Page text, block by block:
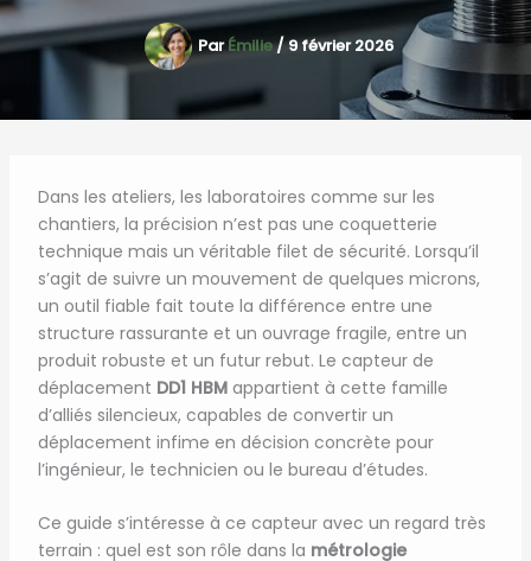
ParÉmilie/9 février 2026
Dans les ateliers, les laboratoires comme sur les
chantiers, la précision n’est pas une coquetterie
technique mais un véritable filet de sécurité. Lorsqu’il
s’agit de suivre un mouvement de quelques microns,
un outil fiable fait toute la différence entre une
structure rassurante et un ouvrage fragile, entre un
produit robuste et un futur rebut. Le capteur de
déplacement DD1 HBMappartient à cette famille
d’alliés silencieux, capables de convertir un
déplacement infime en décision concrète pour
l’ingénieur, le technicien ou le bureau d’études.
Ce guide s’intéresse à ce capteur avec un regard très
terrain : quel est son rôle dans la métrologie